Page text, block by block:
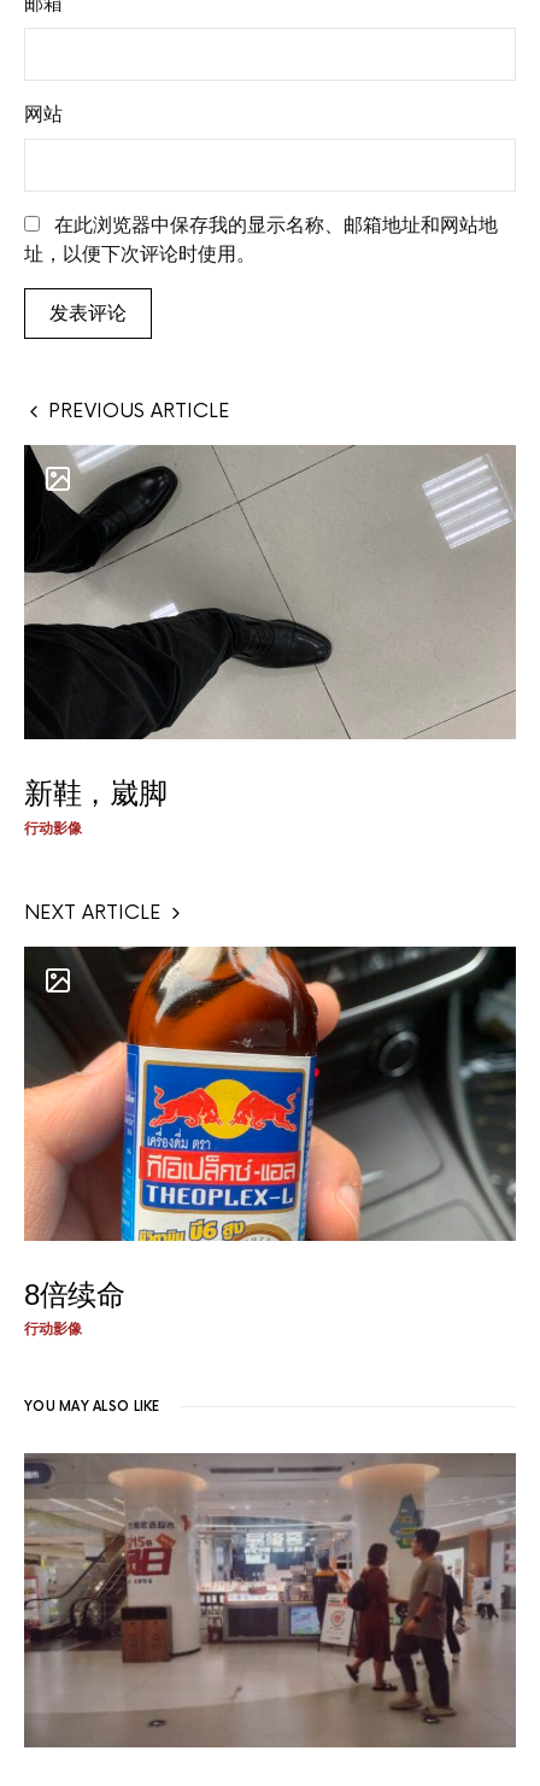
网站
在此浏览器中保存我的显示名称、邮箱地址和网站地
址，以便下次评论时使用。
PREVIOUS ARTICLE
新鞋，崴脚
行动影像
NEXT ARTICLE
8倍续命
行动影像
YOU MAY ALSO LIKE